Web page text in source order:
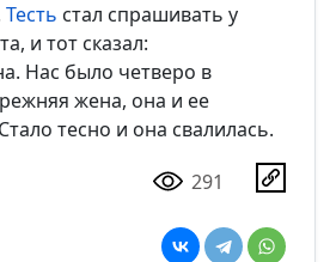
Тесть стал спрашивать у
и тот сказал:
Нас было четверо в
жена, она и ее
тесно и она свалилась.
291